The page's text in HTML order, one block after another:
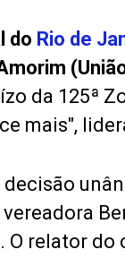
do Rio de
da 125ª
mais",
decisão
relator do